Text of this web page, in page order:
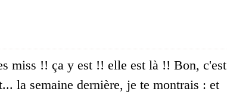
miss !! ça y est !! elle est là !! Bon, c'est
la semaine dernière, je te montrais : et